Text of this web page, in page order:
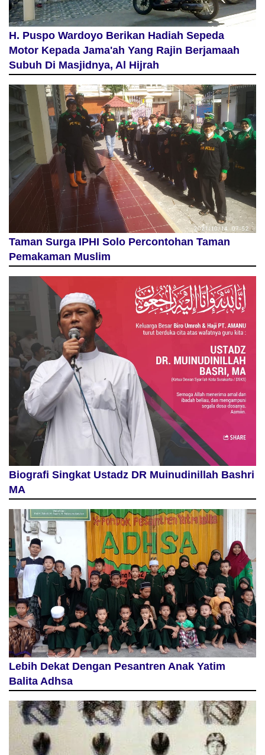
H. Puspo Wardoyo Berikan Hadiah Sepeda
Motor Kepada Jama'ah Yang Rajin Berjamaah
Subuh Di Masjidnya, Al Hijrah
Taman Surga IPHI Solo Percontohan Taman
Pemakaman Muslim
Biografi Singkat Ustadz DR Muinudinillah Bashri
MA
Lebih Dekat Dengan Pesantren Anak Yatim
Balita Adhsa